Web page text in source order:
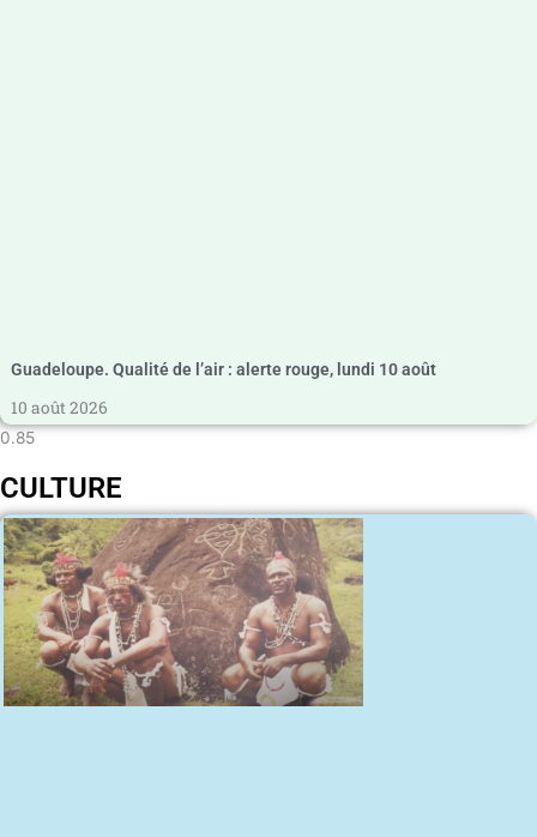
Guadeloupe. Qualité de l’air : alerte rouge, lundi 10 août
10 août 2026
CULTURE